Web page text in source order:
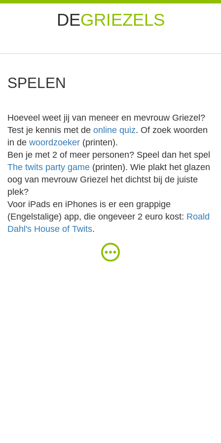
DEGRIEZELS
SPELEN
Hoeveel weet jij van meneer en mevrouw Griezel?
Test je kennis met de online quiz. Of zoek woorden
in de woordzoeker (printen).
Ben je met 2 of meer personen? Speel dan het spel
The twits party game (printen). Wie plakt het glazen
oog van mevrouw Griezel het dichtst bij de juiste
plek?
Voor iPads en iPhones is er een grappige
(Engelstalige) app, die ongeveer 2 euro kost: Roald
Dahl's House of Twits.